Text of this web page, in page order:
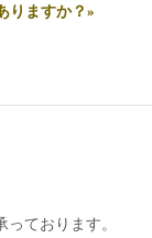
りますか？»
ております。